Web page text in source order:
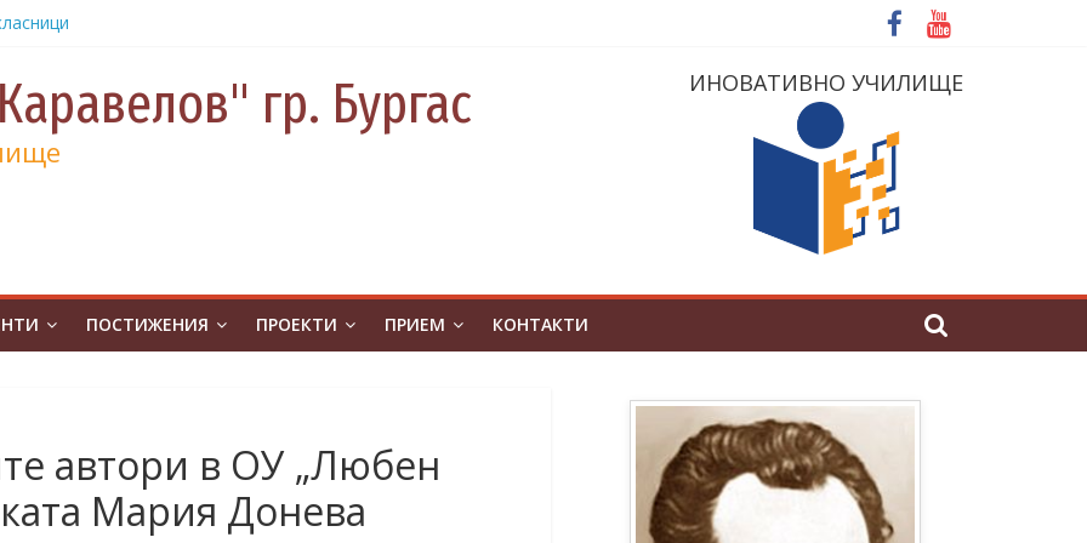
на
и 130
за
без
в ОУ
гр. Бургас ИНОВАТИВНО УЧИЛИЩЕ
ПОСТИЖЕНИЯ ПРОЕКТИ ПРИЕМ КОНТАКТИ
автори в ОУ „Любен
Мария Донева